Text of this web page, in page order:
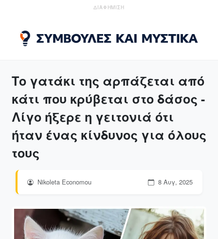
ΔΙΑΦΗΜΙΣΗ
Το γατάκι της αρπάζεται από
κάτι που κρύβεται στο δάσος -
Λίγο ήξερε η γειτονιά ότι
ήταν ένας κίνδυνος για όλους
τους
Nikoleta Economou 8 Αυγ, 2025